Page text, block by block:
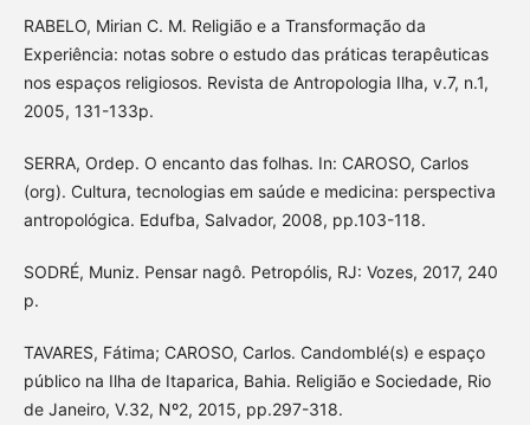
RABELO, Mirian C. M. Religião e a Transformação da
Experiência: notas sobre o estudo das práticas terapêuticas
nos espaços religiosos. Revista de Antropologia Ilha, v.7, n.1,
2005, 131-133p.
SERRA, Ordep. O encanto das folhas. In: CAROSO, Carlos
(org). Cultura, tecnologias em saúde e medicina: perspectiva
antropológica. Edufba, Salvador, 2008, pp.103-118.
SODRÉ, Muniz. Pensar nagô. Petropólis, RJ: Vozes, 2017, 240
p.
TAVARES, Fátima; CAROSO, Carlos. Candomblé(s) e espaço
público na Ilha de Itaparica, Bahia. Religião e Sociedade, Rio
de Janeiro, V.32, Nº2, 2015, pp.297-318.